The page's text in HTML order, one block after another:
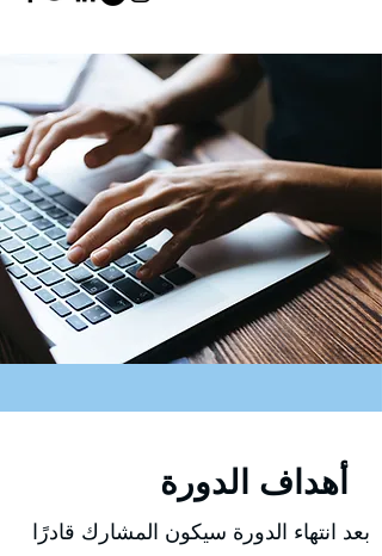
بعد انتهاء الدورة سيكون المشارك قادرًا